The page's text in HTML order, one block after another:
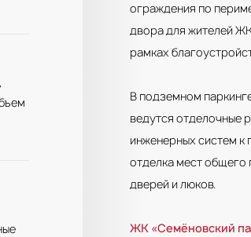
ограждения по
двора для жителей
рамках
В подземном
ведутся отделочные
инженерных систем к
отделка мест общего
дверей и люков.
ЖК «Семёновский